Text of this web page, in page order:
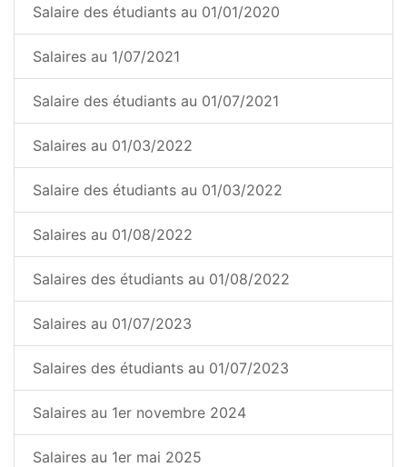
Salaire des étudiants au 01/01/2020
Salaires au 1/07/2021
Salaire des étudiants au 01/07/2021
Salaires au 01/03/2022
Salaire des étudiants au 01/03/2022
Salaires au 01/08/2022
Salaires des étudiants au 01/08/2022
Salaires au 01/07/2023
Salaires des étudiants au 01/07/2023
Salaires au 1er novembre 2024
Salaires au 1er mai 2025